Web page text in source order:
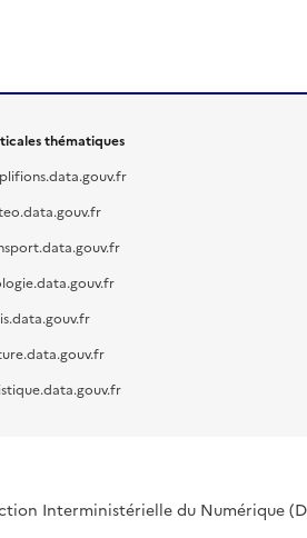
thématiques
Interministérielle du Numérique